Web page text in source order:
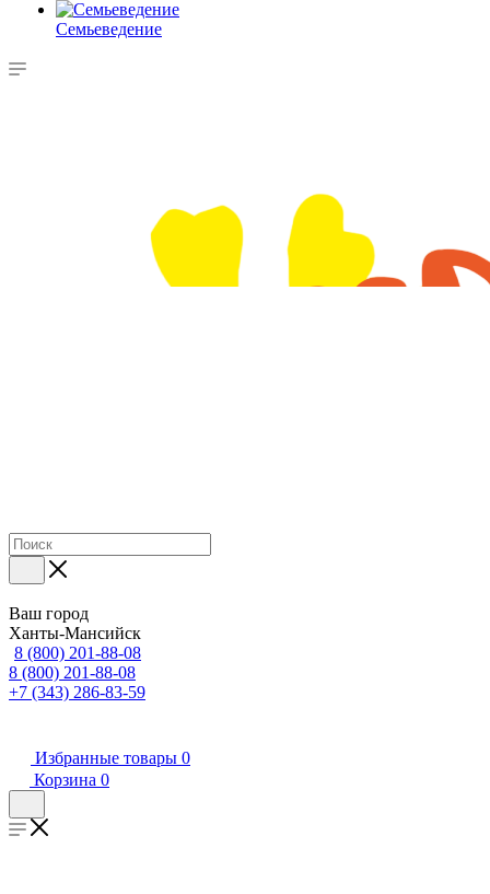
Семьеведение
Ваш город
Ханты-Мансийск
8 (800) 201-88-08
8 (800) 201-88-08
+7 (343) 286-83-59
Избранные товары 0
Корзина 0